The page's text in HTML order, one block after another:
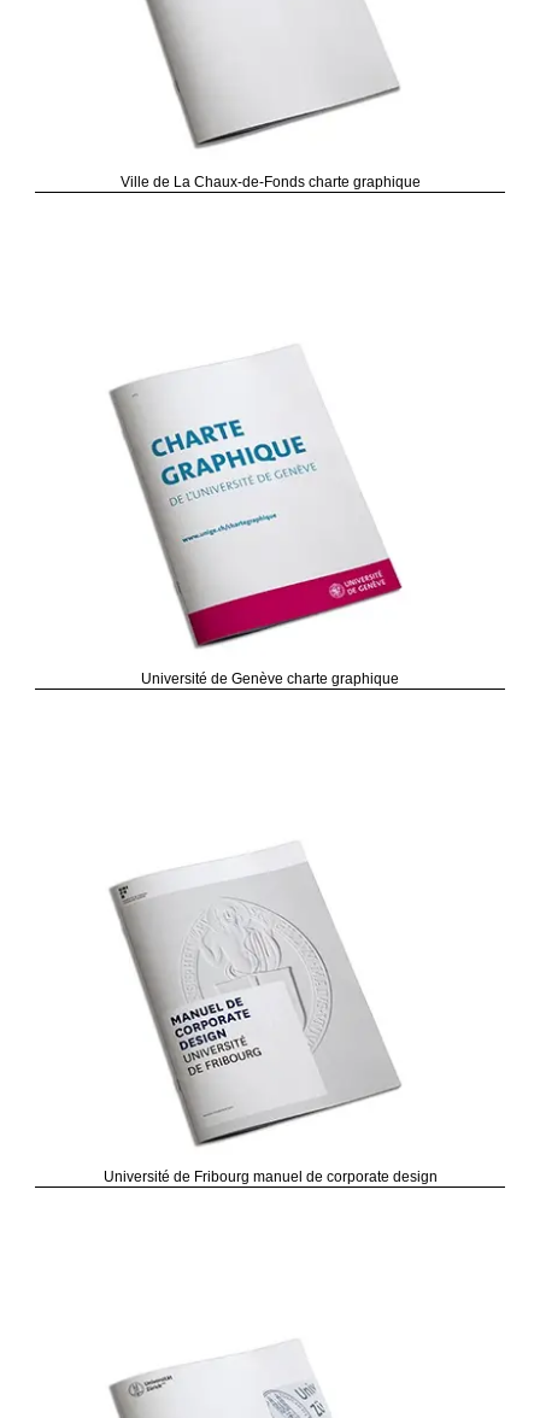
Ville de La Chaux-de-Fonds charte graphique
Université de Genève charte graphique
Université de Fribourg manuel de corporate design